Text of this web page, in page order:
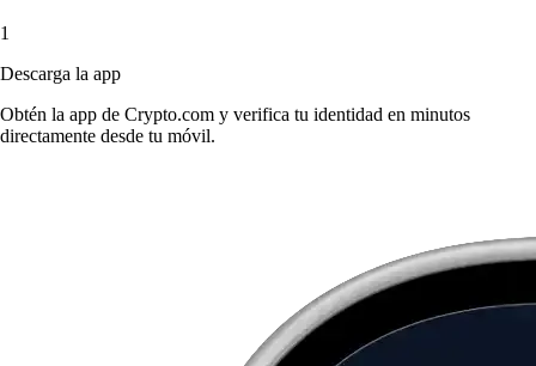
1
Descarga la app
Obtén la app de Crypto.com y verifica tu identidad en minutos
directamente desde tu móvil.